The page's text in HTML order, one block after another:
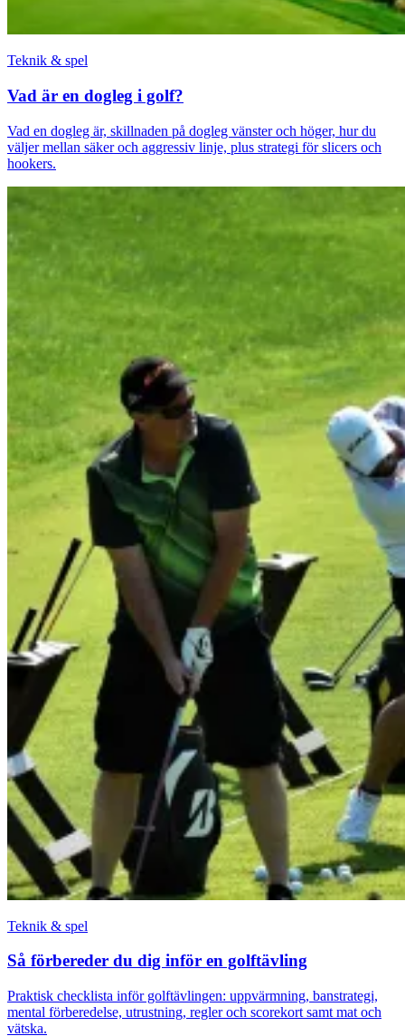
Teknik & spel
Vad är en dogleg i golf?
Vad en dogleg är, skillnaden på dogleg vänster och höger, hur du
väljer mellan säker och aggressiv linje, plus strategi för slicers och
hookers.
Teknik & spel
Så förbereder du dig inför en golftävling
Praktisk checklista inför golftävlingen: uppvärmning, banstrategi,
mental förberedelse, utrustning, regler och scorekort samt mat och
vätska.